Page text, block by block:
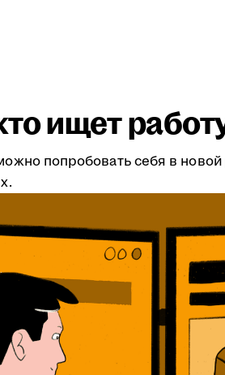
ищет
попробовать себя в